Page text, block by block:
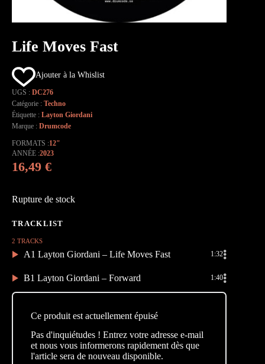
Life Moves Fast
Ajouter à la Whislist
UGS : DC276
Catégorie : Techno
Étiquette : Layton Giordani
Marque : Drumcode
FORMATS 12"
ANNÉE 2023
16,49 €
Rupture de stock
2 TRACKS
A1 Layton Giordani – Life Moves Fast 1:32
B1 Layton Giordani – Forward 1:40
Ce produit est actuellement épuisé
Pas d'inquiétudes ! Entrez votre adresse e-mail
et nous vous informerons rapidement dès que
l'article sera de nouveau disponible.